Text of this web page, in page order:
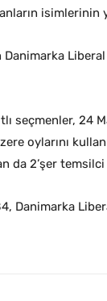
isimlerinin
seçmenler, 24
oylarını
da 2’şer
Danimarka